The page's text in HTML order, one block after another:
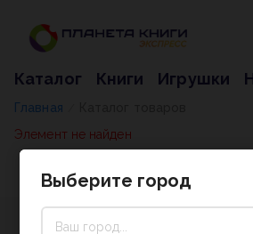
Каталог Книги Игрушки
Главная
Элемент не найден
Выберите город